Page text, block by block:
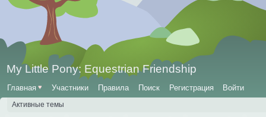
My Little Pony: Equestrian Friendship
Главная ♥ Участники Правила Поиск Регистрация Войти
Активные темы